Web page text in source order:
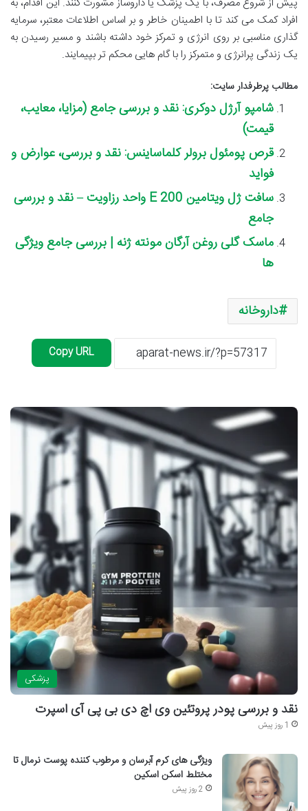
افراد کمک می کند تا با اطمینان خاطر و بر اساس اطلاعات معتبر، سرمایه
گذاری مناسبی بر روی انرژی و تمرکز خود داشته باشند و مسیر رسیدن به
یک زندگی پرانرژی و متمرکز را با گام هایی محکم تر بپیمایند.
مطالب پرطرفدار سایت:
شامپو آرژل دوکری: نقد و بررسی جامع (مزایا، معایب،
قیمت)
قرص پومئول برولر کلماساینس: نقد و بررسی، عوارض و
فواید
سافت ژل ویتامین E 200 واحد رزاویت – نقد و بررسی
جامع
ماسک گلی روغن آرگان مونته ژنه | بررسی جامع ویژگی
ها
داروخانه
Copy URL
پزشکی
نقد و بررسی پودر پروتئین وی اچ دی بی پی آی اسپرت
1 روز پیش
ویژگی های کرم آبرسان و مرطوب کننده پوست نرمال تا
مختلط اسکن اسکین
2 روز پیش